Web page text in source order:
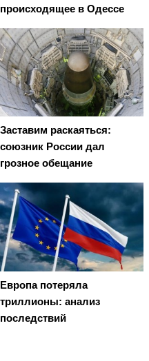
происходящее в Одессе
Заставим раскаяться:
союзник России дал
грозное обещание
Европа потеряла
триллионы: анализ
последствий